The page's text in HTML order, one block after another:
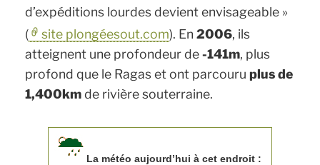
d’expéditions lourdes devient envisageable »
(
site plongéesout.com). En2006, ils
atteignent une profondeur de-141m, plus
profond que le Ragas et ont parcouruplus de
1,400kmde rivière souterraine.
La météo aujourd’hui à cet endroit :